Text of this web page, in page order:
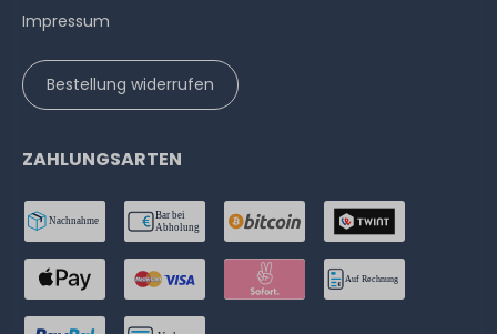
Impressum
Bestellung widerrufen
ZAHLUNGSARTEN